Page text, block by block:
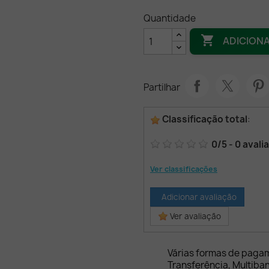
Quantidade

Partilhar
Classificação total:
0/5 - 0
Ver classificações
Adicionar avaliação
Ver avaliação
Várias formas de
Transferência,